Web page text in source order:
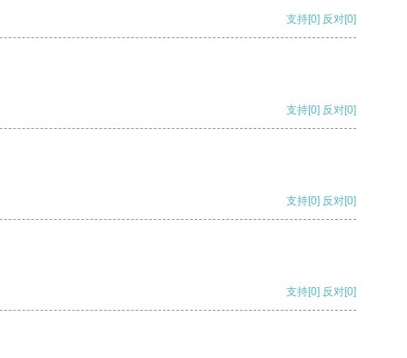
支持[0] 反对[0]
支持[0] 反对[0]
支持[0] 反对[0]
支持[0] 反对[0]